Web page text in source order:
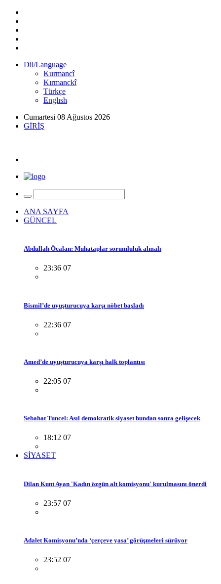
Dil/Language
Kurmancî
Kırmanckî
Türkçe
Englısh
Cumartesi 08 Ağustos 2026
GİRİŞ
ANA SAYFA
GÜNCEL
Abdullah Öcalan: Muhataplar sorumluluk almalı
23:36 07
Bismil’de uyuşturucuya karşı nöbet başladı
22:36 07
Amed’de uyuşturucuya karşı halk toplantısı
22:05 07
Sebahat Tuncel: Asıl demokratik siyaset bundan sonra gelişecek
18:12 07
SİYASET
Dilan Kunt Ayan 'Kadın özgün alt komisyonu' kurulmasını önerdi
23:57 07
Adalet Komisyonu’nda ‘çerçeve yasa’ görüşmeleri sürüyor
23:52 07